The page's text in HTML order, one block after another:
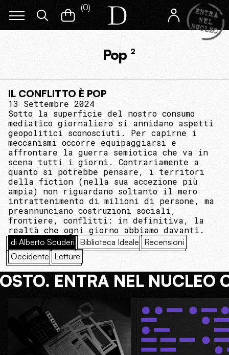
(0)
Pop 2
IL CONFLITTO È POP
13 Settembre 2024
Sotto la superficie del nostro consumo
mediatico giornaliero si annidano aspetti
geopolitici sconosciuti. Per capirne i
meccanismi occorre equipaggiarsi e
affrontare la guerra semiotica che va in
scena tutti i giorni. Contrariamente a
quanto si potrebbe pensare, i territori
della fiction (nella sua accezione più
ampia) non riguardano soltanto il mero
intrattenimento di milioni di persone, ma
preannunciano costruzioni sociali,
frontiere, conflitti: in definitiva, la
realtà che ogni giorno abbiamo davanti.
di Alberto Scuderi Biblioteca Ideale Recensioni
Occidente Letture
ENTRA NEL NUCLEO